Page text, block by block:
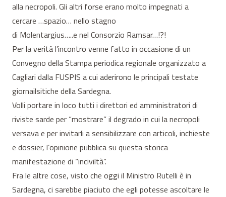
alla necropoli. Gli altri forse erano molto impegnati a
cercare …spazio… nello stagno
di Molentargius…..e nel Consorzio Ramsar…!?!
Per la verità l’incontro venne fatto in occasione di un
Convegno della Stampa periodica regionale organizzato a
Cagliari dalla FUSPIS a cui aderirono le principali testate
giornailsitiche della Sardegna.
Volli portare in loco tutti i direttori ed amministratori di
riviste sarde per “mostrare” il degrado in cui la necropoli
versava e per invitarli a sensibilizzare con articoli, inchieste
e dossier, l’opinione pubblica su questa storica
manifestazione di “inciviltà”.
Fra le altre cose, visto che oggi il Ministro Rutelli è in
Sardegna, ci sarebbe piaciuto che egli potesse ascoltare le